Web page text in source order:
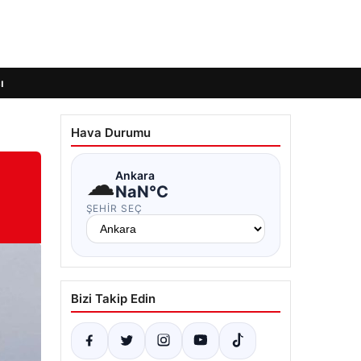
Hava Durumu
☁Ankara
NaN°C
ŞEHIR SEÇ
Bizi Takip Edin